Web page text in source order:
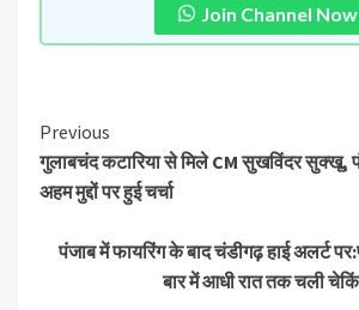
Join Channel Now
Previous
गुलाबचंद कटारिया से मिले CM सुखविंदर सुक्खू,
अहम मुद्दों पर हुई चर्चा
पंजाब में फायरिंग के बाद चंडीगढ़ हाई अलर्ट
बार में आधी रात तक चली